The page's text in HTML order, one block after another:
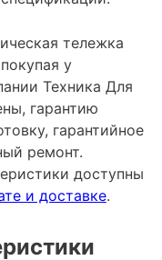
тележка
у
Техника Для
гарантию
гарантийное
ремонт.
доступны
и доставке.